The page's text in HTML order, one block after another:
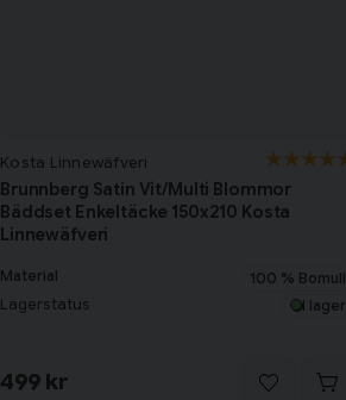
Kosta Linnewäfveri
Brunnberg Satin Vit/Multi Blommor
Bäddset Enkeltäcke 150x210 Kosta
Linnewäfveri
Material 100 % Bomull
Lagerstatus I lager
499 kr